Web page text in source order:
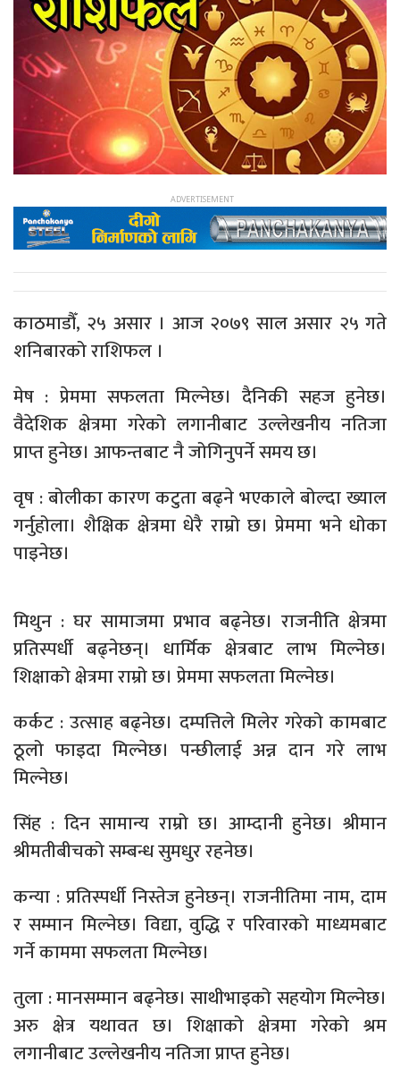
काठमाडौँ, २५ असार । आज २०७९ साल असार २५ गते
शनिबारको राशिफल ।
मेष : प्रेममा सफलता मिल्नेछ। दैनिकी सहज हुनेछ।
वैदेशिक क्षेत्रमा गरेको लगानीबाट उल्लेखनीय नतिजा
प्राप्त हुनेछ। आफन्तबाट नै जोगिनुपर्ने समय छ।
वृष : बोलीका कारण कटुता बढ्ने भएकाले बोल्दा ख्याल
गर्नुहोला। शैक्षिक क्षेत्रमा धेरै राम्रो छ। प्रेममा भने धोका
पाइनेछ।
मिथुन : घर सामाजमा प्रभाव बढ्नेछ। राजनीति क्षेत्रमा
प्रतिस्पर्धी बढ्नेछन्। धार्मिक क्षेत्रबाट लाभ मिल्नेछ।
शिक्षाको क्षेत्रमा राम्रो छ। प्रेममा सफलता मिल्नेछ।
कर्कट : उत्साह बढ्नेछ। दम्पत्तिले मिलेर गरेको कामबाट
ठूलो फाइदा मिल्नेछ। पन्छीलाई अन्न दान गरे लाभ
मिल्नेछ।
सिंह : दिन सामान्य राम्रो छ। आम्दानी हुनेछ। श्रीमान
श्रीमतीबीचको सम्बन्ध सुमधुर रहनेछ।
कन्या : प्रतिस्पर्धी निस्तेज हुनेछन्। राजनीतिमा नाम, दाम
र सम्मान मिल्नेछ। विद्या, वुद्धि र परिवारको माध्यमबाट
गर्ने काममा सफलता मिल्नेछ।
तुला : मानसम्मान बढ्नेछ। साथीभाइको सहयोग मिल्नेछ।
अरु क्षेत्र यथावत छ। शिक्षाको क्षेत्रमा गरेको श्रम
लगानीबाट उल्लेखनीय नतिजा प्राप्त हुनेछ।